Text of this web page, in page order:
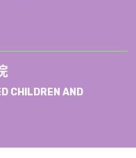
CHILDREN AND